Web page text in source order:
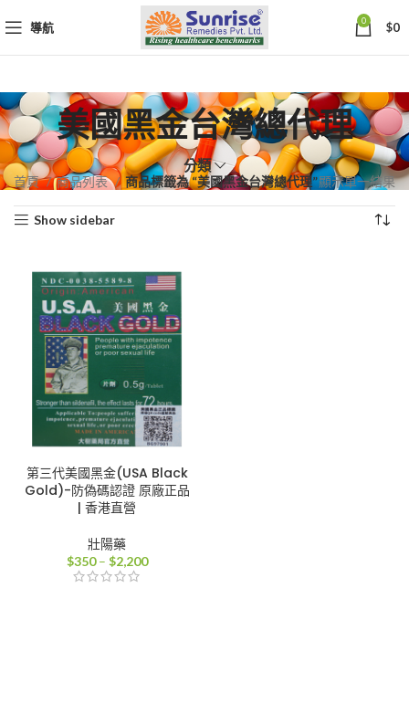
導航 0 $0
美國黑金台灣總代理
分類
首頁 商品列表 商品標籤為 “美國黑金台灣總代理”顯示單一結果
Show sidebar
第三代美國黑金(USA Black
Gold)-防偽碼認證 原廠正品
| 香港直營
壯陽藥
$350 – $2,200價